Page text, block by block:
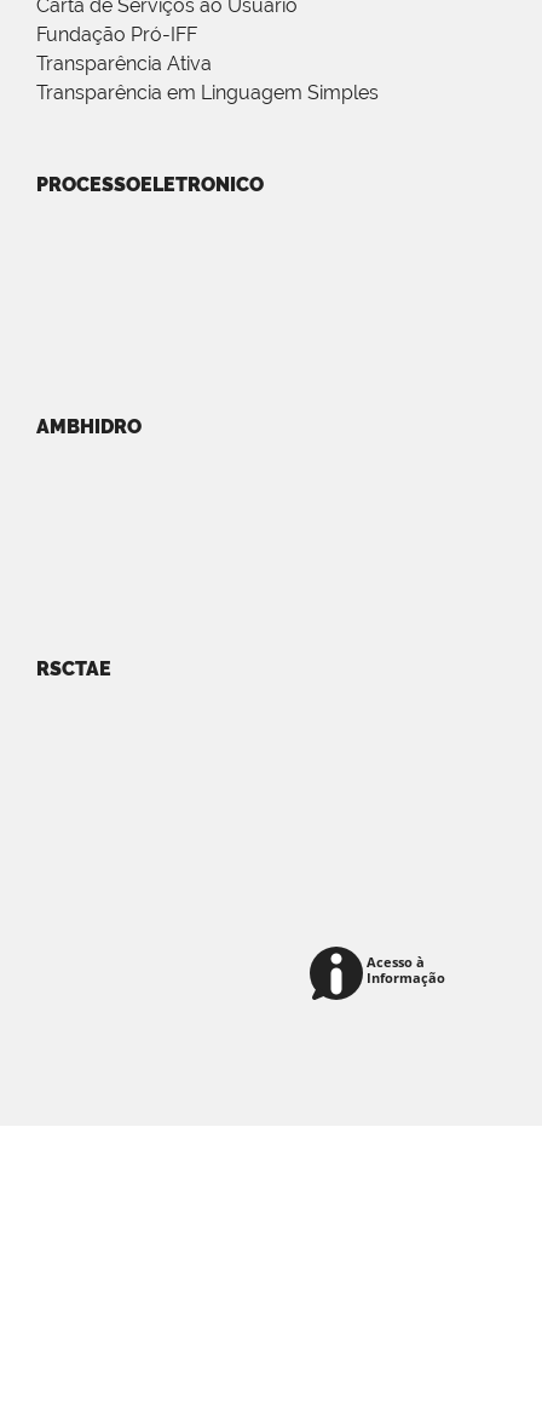
Carta de Serviços ao Usuário
Fundação Pró-IFF
Transparência Ativa
Transparência em Linguagem Simples
PROCESSOELETRONICO
AMBHIDRO
RSCTAE